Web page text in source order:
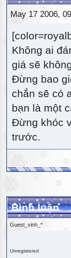
May 17 2006,
Không ai
giá sẽ
Đừng bao
chắn sẽ có
bạn là một
Đừng khóc
trước.
Bình luận
Guest_vinh_*
Unregistered